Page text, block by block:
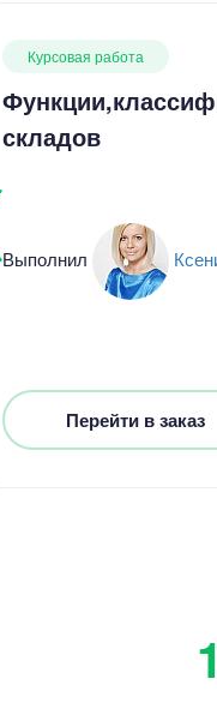
Курсовая работа
складов
Выполнил
Перейти в заказ